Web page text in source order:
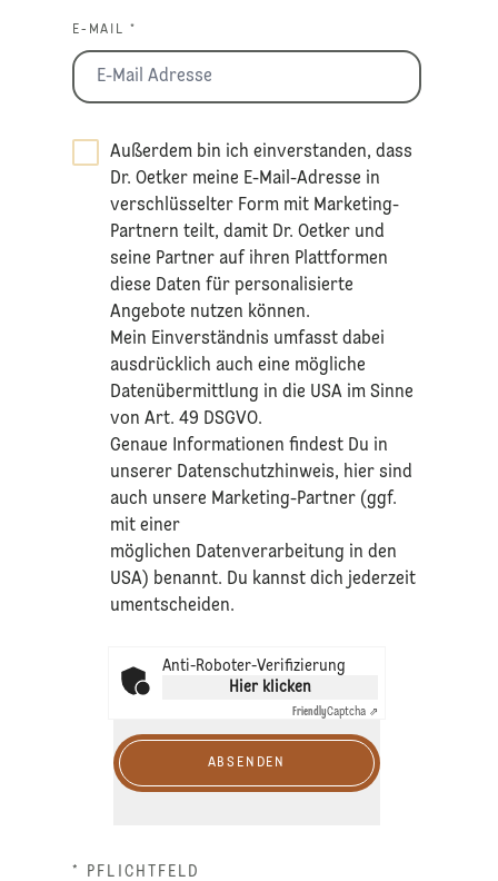
E-MAIL *
Außerdem bin ich einverstanden, dass
Dr. Oetker meine E-Mail-Adresse in
verschlüsselter Form mit Marketing-
Partnern teilt, damit Dr. Oetker und
seine Partner auf ihren Plattformen
diese Daten für personalisierte
Angebote nutzen können.
Mein Einverständnis umfasst dabei
ausdrücklich auch eine mögliche
Datenübermittlung in die USA im Sinne
von Art. 49 DSGVO.​
​Genaue Informationen findest Du in
unserer Datenschutzhinweis, hier sind
auch unsere Marketing-Partner (ggf.
mit einer
möglichen Datenverarbeitung in den
USA) benannt. Du kannst dich jederzeit
umentscheiden.
Anti-Roboter-Verifizierung
Hier klicken
FriendlyCaptcha ⇗
ABSENDEN
* PFLICHTFELD